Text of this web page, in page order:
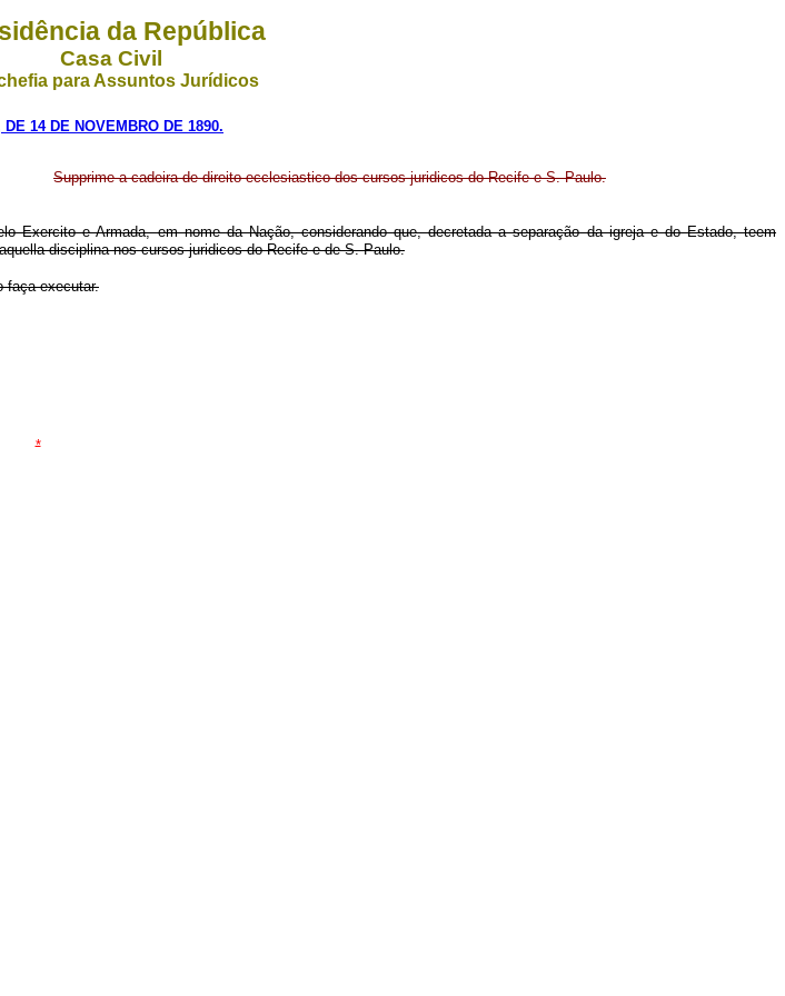
da República
Casa Civil
para Assuntos Jurídicos
DE 14 DE NOVEMBRO DE 1890.
Supprime a cadeira de direito ecclesiastico dos cursos juridicos do Recife e S. Paulo.
Exercito e Armada, em nome da Nação, considerando que, decretada a separação da igreja e do Estado, teem
disciplina nos cursos juridicos do Recife e de S. Paulo.
faça executar.
*